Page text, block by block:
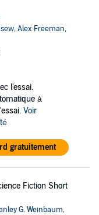
,Alex Freeman,
l'essai.
à
Voir
gratuitement
Fiction Short
G. Weinbaum,